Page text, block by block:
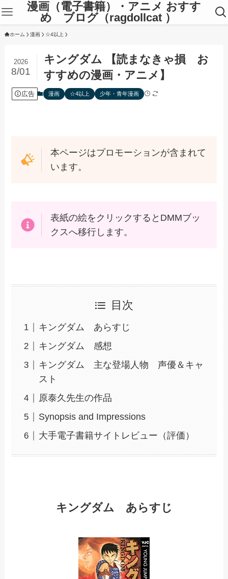
漫画（電子書籍）・アニメ おすす
め ブログ（ragdollcat ）
ホーム 漫画 ☆4以上
キングダム 【読まなきゃ損 お
すすめの漫画・アニメ】
2026
8/01
広告 漫画 ☆4以上 少年・青年漫画
本ページはプロモーションが含まれて
います。
表紙の絵をクリックするとDMMブッ
クスへ移行します。
目次
キングダム あらすじ
キングダム 感想
キングダム 主な登場人物 声優＆キャ
スト
原泰久先生の作品
Synopsis and Impressions
大手電子書籍サイトレビュー（評価）
キングダム あらすじ